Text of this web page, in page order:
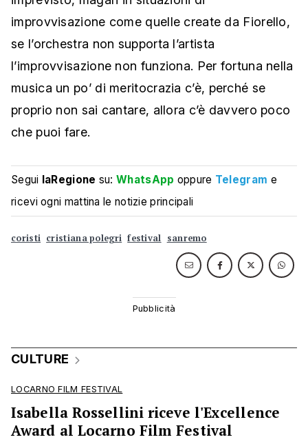
improvvisazione come quelle create da Fiorello,
se l’orchestra non supporta l’artista
l’improvvisazione non funziona. Per fortuna nella
musica un po’ di meritocrazia c’è, perché se
proprio non sai cantare, allora c’è davvero poco
che puoi fare.
Segui laRegione su:WhatsApp oppure Telegram e
ricevi ogni mattina le notizie principali
coristi cristiana polegri festival sanremo
CULTURE
LOCARNO FILM FESTIVAL
Isabella Rossellini riceve l'Excellence
Award al Locarno Film Festival